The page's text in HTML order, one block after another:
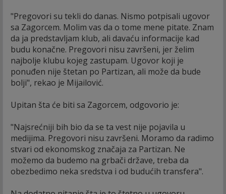
"Pregovori su tekli do danas. Nismo potpisali ugovor
sa Zagorcem. Molim vas da o tome mene pitate. Znam
da ja predstavljam klub, ali davaću informacije kad
budu konačne. Pregovori nisu završeni, jer želim
najbolje klubu kojeg zastupam. Ugovor koji je
ponuđen nije štetan po Partizan, ali može da bude
bolji", rekao je Mijailović.
Upitan šta će biti sa Zagorcem, odgovorio je:
"Najsrećniji bih bio da se ta vest nije pojavila u
medijima. Pregovori nisu završeni. Moramo da radimo
stvari od ekonomskog značaja za Partizan. Ne
možemo da budemo na grbači države, treba da
obezbedimo neka sredstva i od budućih transfera".